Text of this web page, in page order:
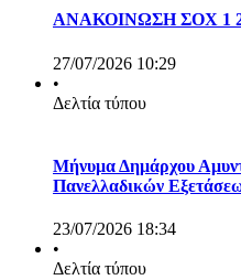
ΑΝΑΚΟΙΝΩΣΗ ΣΟΧ 1
27/07/2026 10:29
•
Δελτία τύπου
Μήνυμα Δημάρχου
Πανελλαδικών
23/07/2026 18:34
•
Δελτία τύπου